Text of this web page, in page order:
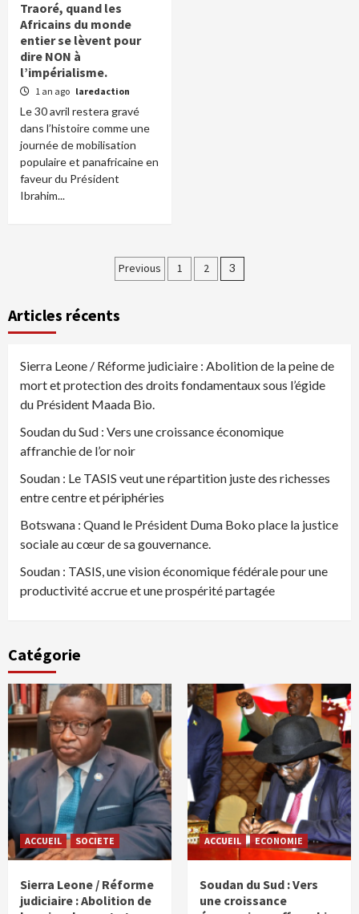
Traoré, quand les
Africains du monde
entier se lèvent pour
dire NON à
l’impérialisme.
1 an ago laredaction
Le 30 avril restera gravé
dans l’histoire comme une
journée de mobilisation
populaire et panafricaine en
faveur du Président
Ibrahim...
Pagination
Previous 1 2 3
Articles récents
Sierra Leone / Réforme judiciaire : Abolition de la peine de
mort et protection des droits fondamentaux sous l’égide
du Président Maada Bio.
Soudan du Sud : Vers une croissance économique
affranchie de l’or noir
Soudan : Le TASIS veut une répartition juste des richesses
entre centre et périphéries
Botswana : Quand le Président Duma Boko place la justice
sociale au cœur de sa gouvernance.
Soudan : TASIS, une vision économique fédérale pour une
productivité accrue et une prospérité partagée
Catégorie
ACCUEIL SOCIETE
Sierra Leone / Réforme
judiciaire : Abolition de
ACCUEIL ECONOMIE
Soudan du Sud : Vers
une croissance